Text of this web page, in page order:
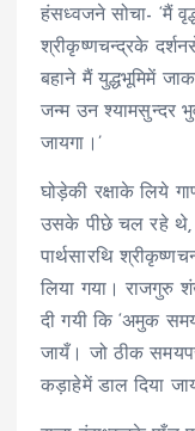
हंसध्वजने सोचा- ‘मैं
श्रीकृष्णचन्द्रके
बहाने मैं युद्धभूमिमें
जन्म उन श्यामसुन्दर
जायगा।’
घोड़ेकी रक्षाके लिये
उसके पीछे चल रहे थे,
पार्थसारथि
लिया गया। राजगुरु
दी गयी कि ‘अमुक
जायँ। जो ठीक
कड़ाहेमें डाल दिया